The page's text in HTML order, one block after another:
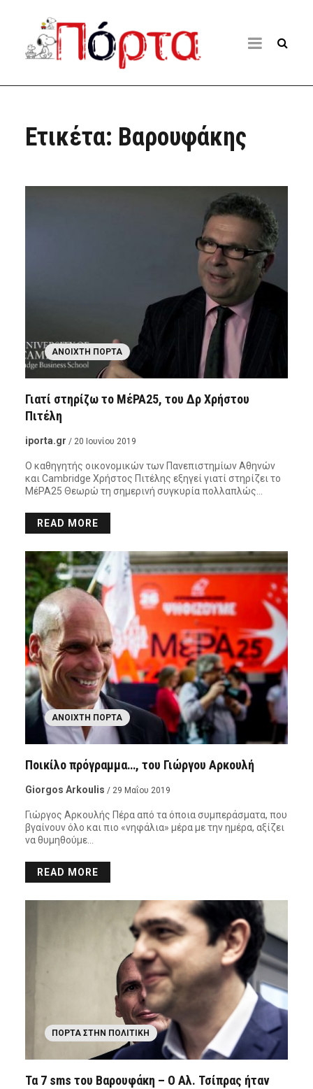
Ετικέτα: Βαρουφάκης
ΑΝΟΙΧΤΉ ΠΌΡΤΑ
Γιατί στηρίζω το ΜέΡΑ25, του Δρ Χρήστου
Πιτέλη
iporta.gr / 20 Ιουνίου 2019
Ο καθηγητής οικονομικών των Πανεπιστημίων Αθηνών
και Cambridge Χρήστος Πιτέλης εξηγεί γιατί στηρίζει το
ΜέΡΑ25 Θεωρώ τη σημερινή συγκυρία πολλαπλώς…
READ MORE
ΑΝΟΙΧΤΉ ΠΌΡΤΑ
Ποικίλο πρόγραμμα…, του Γιώργου Αρκουλή
Giorgos Arkoulis / 29 Μαΐου 2019
Γιώργος Αρκουλής Πέρα από τα όποια συμπεράσματα, που
βγαίνουν όλο και πιο «νηφάλια» μέρα με την ημέρα, αξίζει
να θυμηθούμε…
READ MORE
ΠΌΡΤΑ ΣΤΗΝ ΠΟΛΙΤΙΚΉ
Τα 7 sms του Βαρουφάκη – Ο Αλ. Τσίπρας ήταν